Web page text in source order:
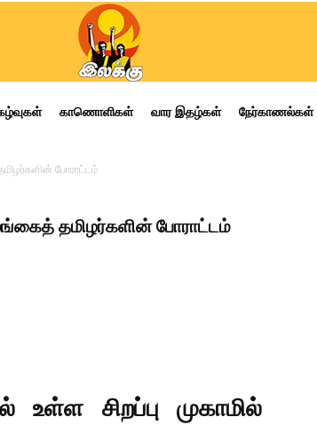
காணொளிகள் வார இதழ்கள் நேர்காணல்கள்
போராட்டம்
தமிழர்களின் போராட்டம்
உள்ள சிறப்பு முகாமில்